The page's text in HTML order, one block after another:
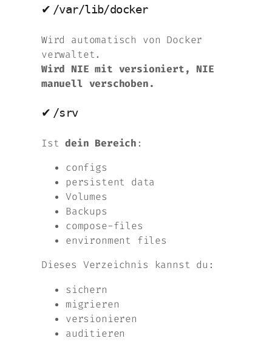
✔ /var/lib/docker
Wird automatisch von Docker
verwaltet.
Wird NIE mit versioniert, NIE
manuell verschoben.
✔ /srv
Istdein Bereich:
configs
persistent data
Volumes
Backups
compose-files
environment files
Dieses Verzeichnis kannst du:
sichern
migrieren
versionieren
auditieren